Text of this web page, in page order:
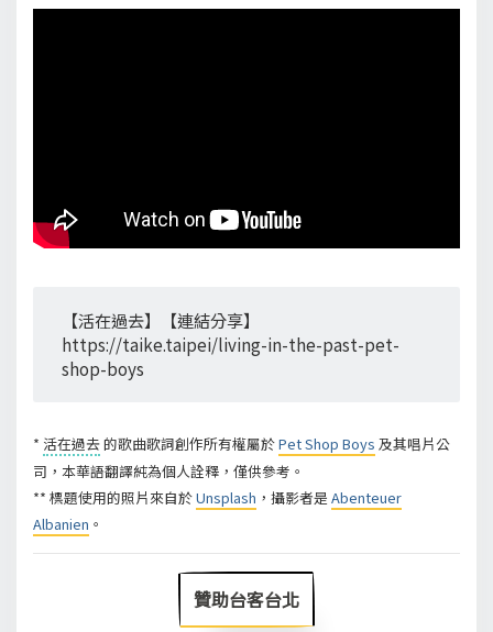
【活在過去】【連結分享】
https://taike.taipei/living-in-the-past-pet-
shop-boys
* 活在過去的歌曲歌詞創作所有權屬於Pet Shop Boys 及其唱片公
司，本華語翻譯純為個人詮釋，僅供參考。
** 標題使用的照片來自於Unsplash ，攝影者是 Abenteuer
Albanien 。
贊助台客台北